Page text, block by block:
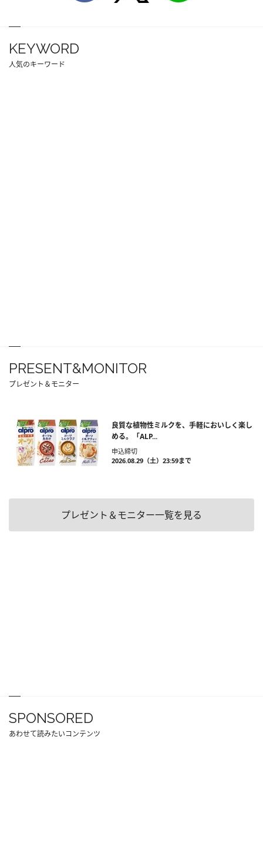
KEYWORD
人気のキーワード
PRESENT&MONITOR
プレゼント＆モニター
良質な植物性ミルクを、手軽においしく楽し
める。「ALP...
申込締切
2026.08.29（土）23:59まで
プレゼント＆モニター一覧を見る
SPONSORED
あわせて読みたいコンテンツ